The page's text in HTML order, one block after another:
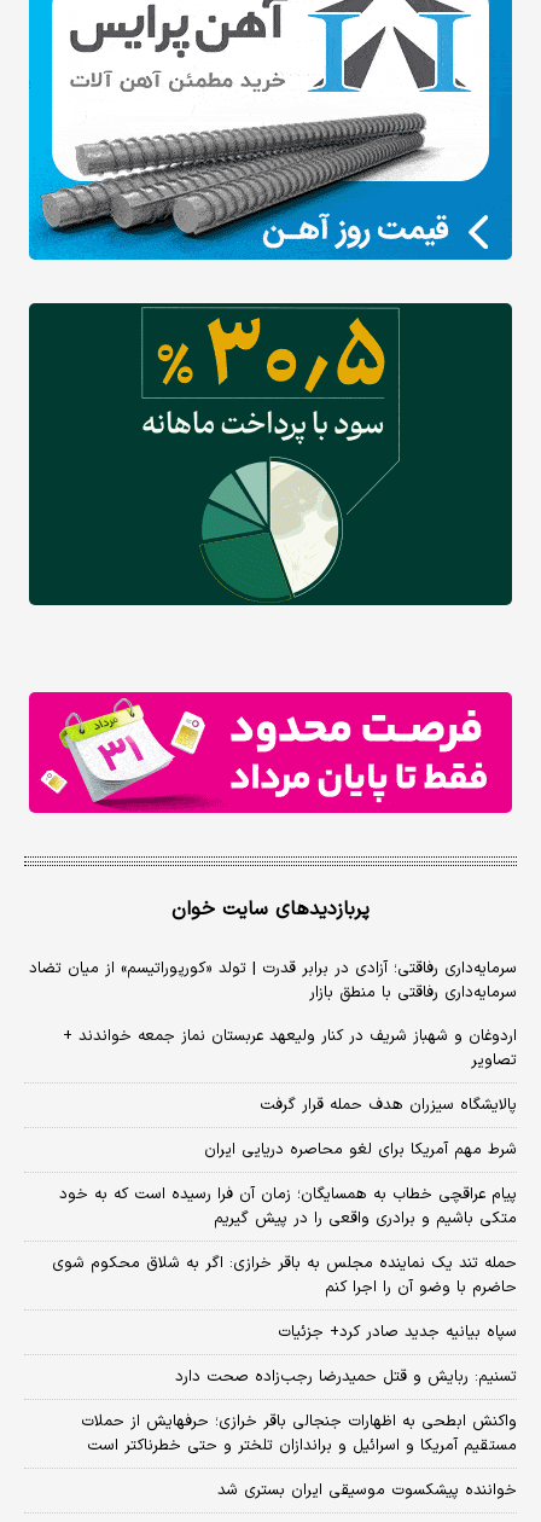
پربازدیدهای سایت خوان
سرمایه‌داری رفاقتی؛ آزادی در برابر قدرت | تولد «کورپوراتیسم» از میان تضاد
سرمایه‌داری رفاقتی با منطق بازار
اردوغان و شهباز شریف در کنار ولیعهد عربستان نماز جمعه خواندند +
تصاویر
پالایشگاه سیزران هدف حمله قرار گرفت
شرط مهم آمریکا برای لغو محاصره دریایی ایران
پیام عراقچی خطاب به همسایگان؛ زمان آن فرا رسیده است که به خود
متکی باشیم و برادری واقعی را در پیش گیریم
حمله تند یک نماینده مجلس به باقر خرازی: اگر به شلاق محکوم شوی
حاضرم با وضو آن را اجرا کنم
سپاه بیانیه جدید صادر کرد+ جزئیات
تسنیم: ربایش و قتل حمیدرضا رجب‌زاده صحت دارد
واکنش ابطحی به اظهارات جنجالی باقر خرازی؛ حرفهایش از حملات
مستقیم آمریکا و اسرائیل و براندازان تلختر و حتی خطرناکتر است
خواننده پیشکسوت موسیقی ایران بستری شد